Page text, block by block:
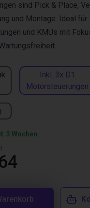
Inkl. 3x D1
Motorsteuerungen
sind Pick & Place,
und Montage. Ideal
und KMUs mit
3 Wochen